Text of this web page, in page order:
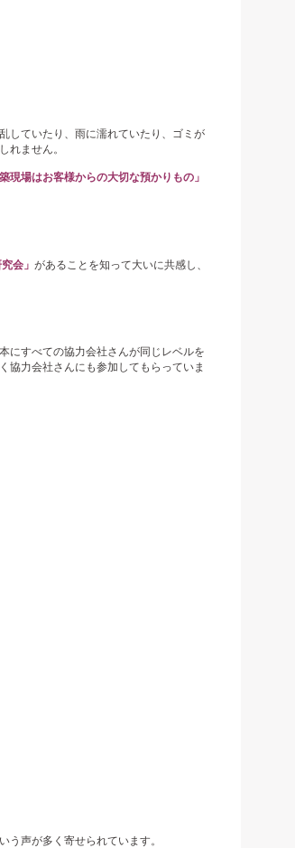
していたり、雨に濡れていたり、ゴミが
れません。
築現場はお客様からの大切な預かりもの」
会」 があることを知って大いに共感し、
にすべての協力会社さんが同じレベルを
協力会社さんにも参加してもらっていま
う声が多く寄せられています。